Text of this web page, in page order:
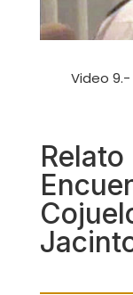
Video